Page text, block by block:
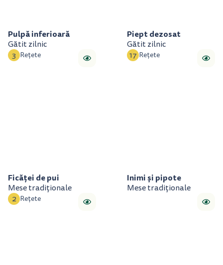
Pulpă inferioară
Gătit zilnic
3 Rețete
Piept dezosat
Gătit zilnic
17 Rețete
Ficăței de pui
Mese tradiționale
2 Rețete
Inimi și pipote
Mese tradiționale